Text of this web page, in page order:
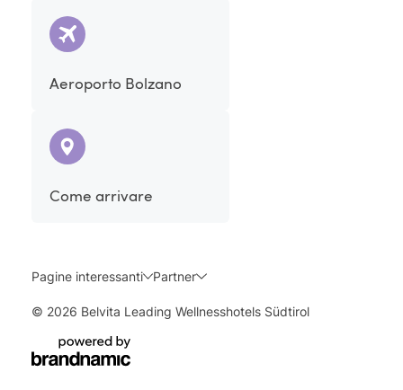
Aeroporto Bolzano
Come arrivare
Pagine interessanti Partner
© 2026 Belvita Leading Wellnesshotels Südtirol